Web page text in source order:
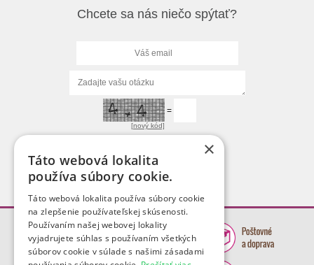
Chcete sa nás niečo spýtať?
[nový kód]
=
×
Táto webová lokalita
používa súbory cookie.
Táto webová lokalita používa súbory cookie
na zlepšenie používateľskej skúsenosti.
Používaním našej webovej lokality
vyjadrujete súhlas s používaním všetkých
súborov cookie v súlade s našimi zásadami